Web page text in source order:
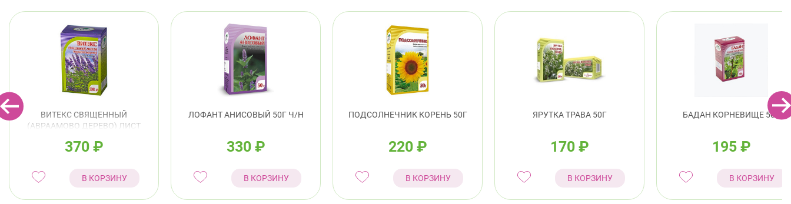
ВИТЕКС СВЯЩЕННЫЙ
(АВРААМОВО ДЕРЕВО) ЛИСТ
370 ₽
В КОРЗИНУ
ЛОФАНТ АНИСОВЫЙ 50Г Ч/Н
330 ₽
В КОРЗИНУ
ПОДСОЛНЕЧНИК КОРЕНЬ 50Г
220 ₽
В КОРЗИНУ
ЯРУТКА ТРАВА 50Г
170 ₽
В КОРЗИНУ
БАДАН КОРНЕВИЩЕ 50Г
195 ₽
В КОРЗИНУ